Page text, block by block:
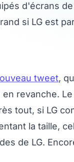
d'écrans
si LG est
tweet,
revanche.
tout, si LG
la taille,
de LG.